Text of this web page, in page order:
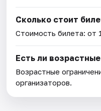
Сколько стоит
Стоимость билета: от
Есть ли
Возрастные
организаторов.